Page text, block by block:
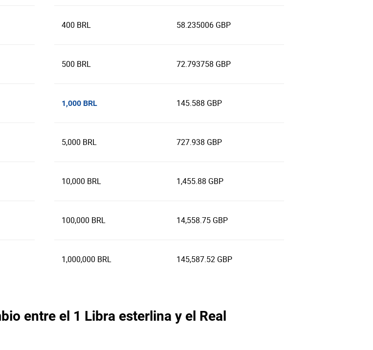
400 BRL 58.235006 GBP
500 BRL 72.793758 GBP
1,000 BRL 145.588 GBP
5,000 BRL 727.938 GBP
10,000 BRL 1,455.88 GBP
100,000 BRL 14,558.75 GBP
1,000,000 BRL 145,587.52 GBP
entre el 1 Libra esterlina y el Real